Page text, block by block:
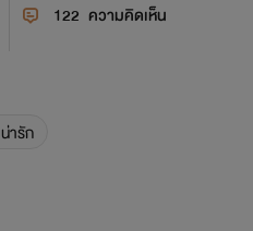
122 ความคิดเห็น
น่ารัก